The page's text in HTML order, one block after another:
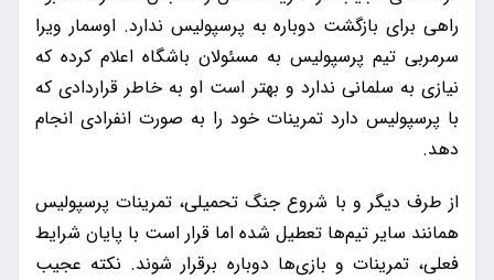
راهی برای بازگشت دوباره به پرسپولیس ندارد. اوسمار ویرا
سرمربی تیم پرسپولیس به مسئولان باشگاه اعلام کرده که
نیازی به سلمانی ندارد و بهتر است او به خاطر قراردادی که
با پرسپولیس دارد تمرینات خود را به صورت انفرادی انجام
دهد.
از طرف دیگر و با شروع جنگ تحمیلی، تمرینات پرسپولیس
همانند سایر تیم‌ها تعطیل شده اما قرار است با پایان شرایط
فعلی، تمرینات و بازی‌ها دوباره برقرار شوند. نکته عجیب